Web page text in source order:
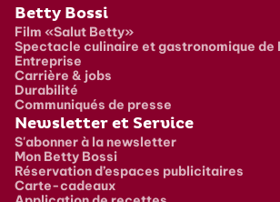
Pied de page
Betty Bossi
Film «Salut Betty»
Spectacle culinaire et gastronomique de
Entreprise
Carrière & jobs
Durabilité
Communiqués de presse
Newsletter et Service
S'abonner à la newsletter
Mon Betty Bossi
Réservation d’espaces publicitaires
Carte-cadeaux